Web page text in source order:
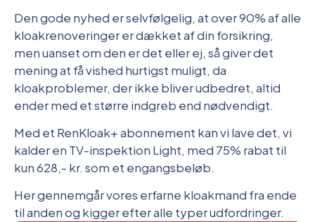
Den gode nyhed er selvfølgelig, at over 90% af alle
kloakrenoveringer er dækket af din forsikring,
men uanset om den er det eller ej, så giver det
mening at få vished hurtigst muligt, da
kloakproblemer, der ikke bliver udbedret, altid
ender med et større indgreb end nødvendigt.
Med et RenKloak+ abonnement kan vi lave det, vi
kalder en TV-inspektion Light, med 75% rabat til
kun 628,- kr. som et engangsbeløb.
Her gennemgår vores erfarne kloakmand fra ende
til anden og kigger efter alle typer udfordringer.